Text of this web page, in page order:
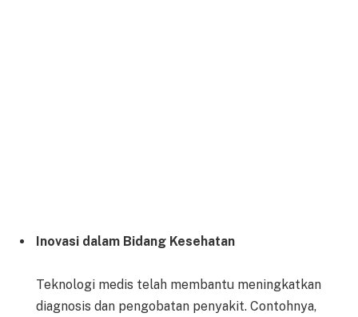
Inovasi dalam Bidang Kesehatan
Teknologi medis telah membantu meningkatkan
diagnosis dan pengobatan penyakit. Contohnya,